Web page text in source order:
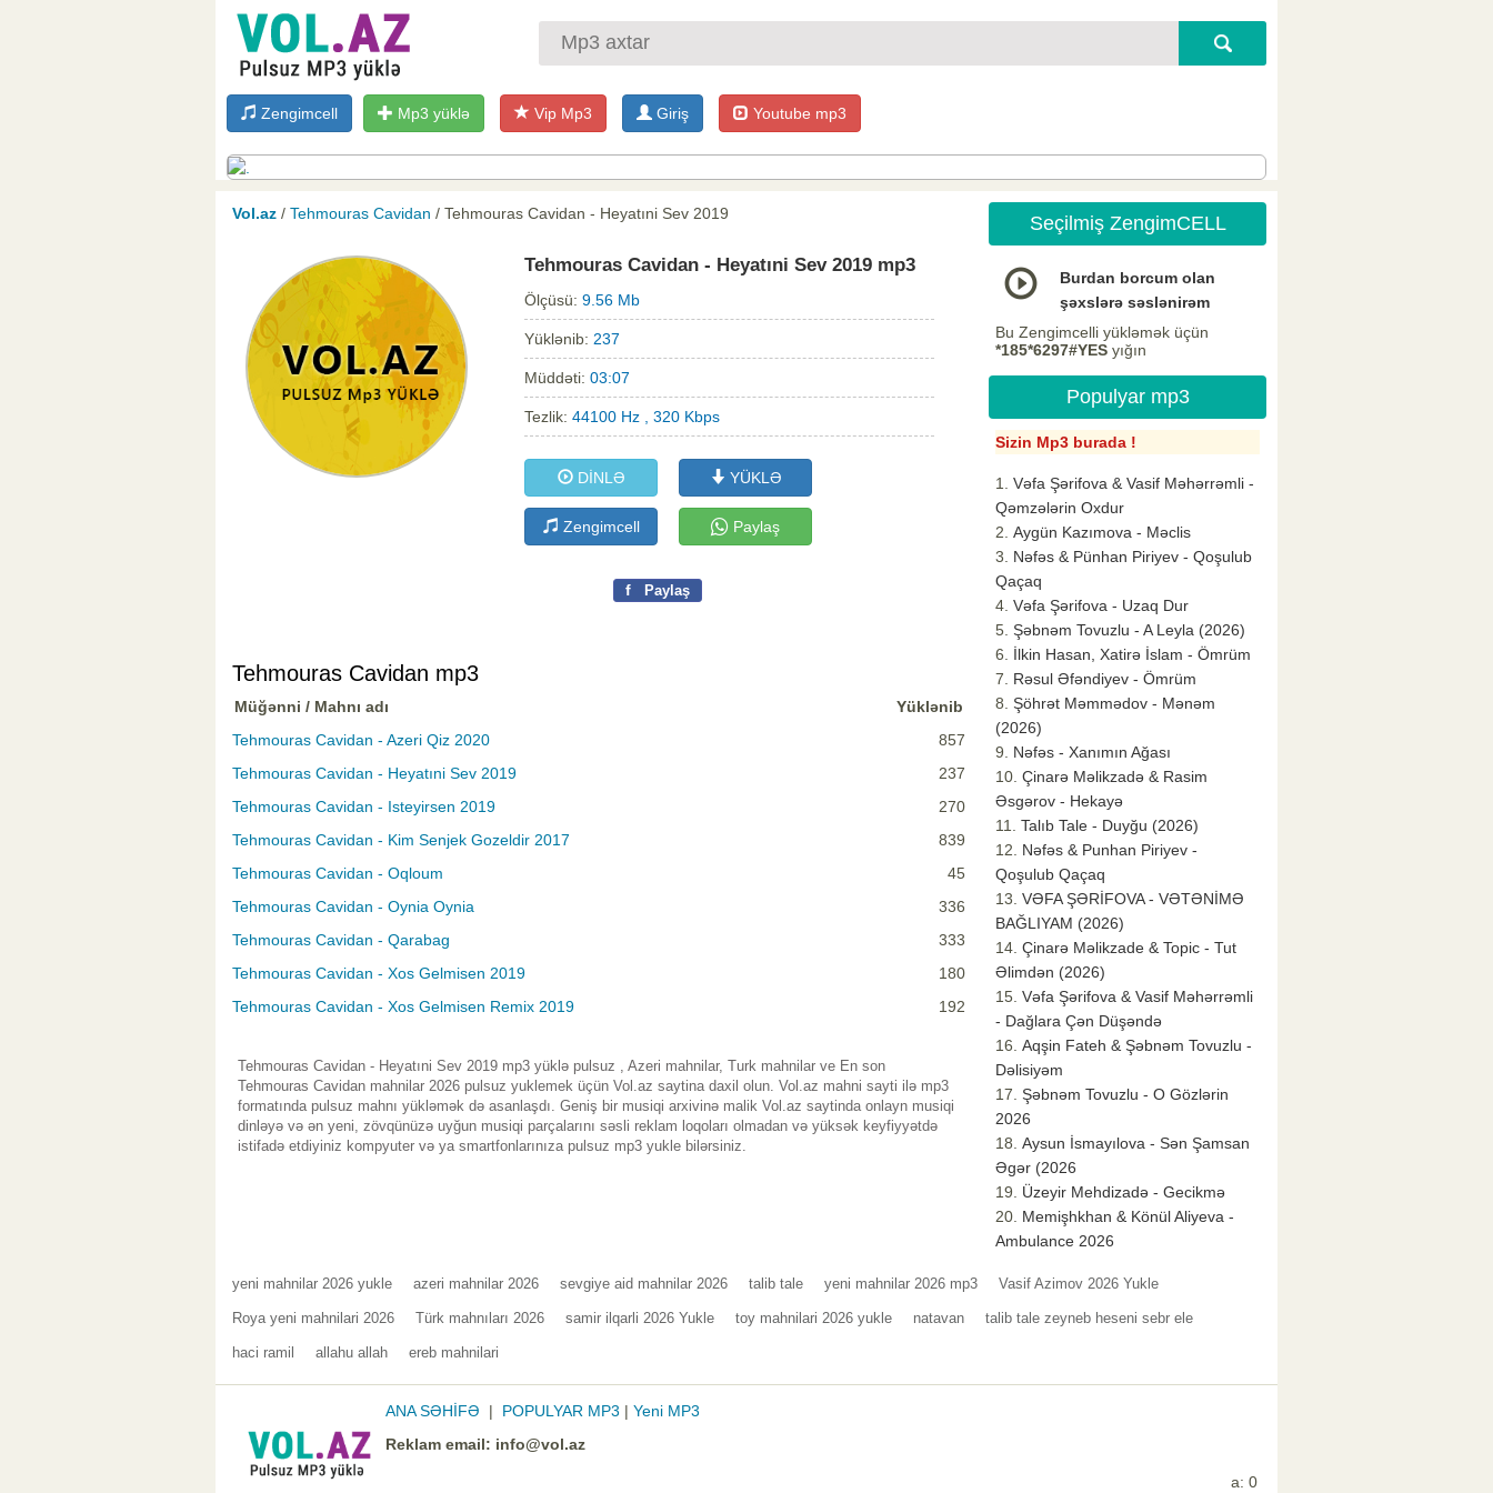
Zengimcell Mp3 yüklə Vip Mp3 Giriş Youtube mp3
Vol.az / Tehmouras Cavidan / Tehmouras Cavidan - Heyatıni Sev 2019
Tehmouras Cavidan - Heyatıni Sev 2019 mp3
Ölçüsü: 9.56 Mb
Yüklənib: 237
Müddəti: 03:07
Tezlik: 44100 Hz , 320 Kbps
DİNLƏ YÜKLƏ
Zengimcell Paylaş
f Paylaş
Tehmouras Cavidan mp3
Müğənni / Mahnı adı
Yüklənib
Tehmouras Cavidan - Azeri Qiz 2020
857
Tehmouras Cavidan - Heyatıni Sev 2019
237
Tehmouras Cavidan - Isteyirsen 2019
270
Tehmouras Cavidan - Kim Senjek Gozeldir 2017
839
Tehmouras Cavidan - Oqloum
45
Tehmouras Cavidan - Oynia Oynia
336
Tehmouras Cavidan - Qarabag
333
Tehmouras Cavidan - Xos Gelmisen 2019
180
Tehmouras Cavidan - Xos Gelmisen Remix 2019
192
Tehmouras Cavidan - Heyatıni Sev 2019 mp3 yüklə pulsuz , Azeri mahnilar, Turk mahnilar ve En son
Tehmouras Cavidan mahnilar 2026 pulsuz yuklemek üçün Vol.az saytina daxil olun. Vol.az mahni sayti ilə mp3
formatında pulsuz mahnı yükləmək də asanlaşdı. Geniş bir musiqi arxivinə malik Vol.az saytinda onlayn musiqi
dinləyə və ən yeni, zövqünüzə uyğun musiqi parçalarını səsli reklam loqoları olmadan və yüksək keyfiyyətdə
istifadə etdiyiniz kompyuter və ya smartfonlarınıza pulsuz mp3 yukle bilərsiniz.
Seçilmiş ZengimCELL
Burdan borcum olan
şəxslərə səslənirəm
Bu Zengimcelli yükləmək üçün
*185*6297#YES yığın
Populyar mp3
Sizin Mp3 burada !
Vəfa Şərifova & Vasif Məhərrəmli -
Qəmzələrin Oxdur
Aygün Kazımova - Məclis
Nəfəs & Pünhan Piriyev - Qoşulub
Qaçaq
Vəfa Şərifova - Uzaq Dur
Şəbnəm Tovuzlu - A Leyla (2026)
İlkin Hasan, Xatirə İslam - Ömrüm
Rəsul Əfəndiyev - Ömrüm
Şöhrət Məmmədov - Mənəm
(2026)
Nəfəs - Xanımın Ağası
Çinarə Məlikzadə & Rasim
Əsgərov - Hekayə
Talıb Tale - Duyğu (2026)
Nəfəs & Punhan Piriyev -
Qoşulub Qaçaq
VƏFA ŞƏRİFOVA - VƏTƏNİMƏ
BAĞLIYAM (2026)
Çinarə Məlikzade & Topic - Tut
Əlimdən (2026)
Vəfa Şərifova & Vasif Məhərrəmli
- Dağlara Çən Düşəndə
Aqşin Fateh & Şəbnəm Tovuzlu -
Dəlisiyəm
Şəbnəm Tovuzlu - O Gözlərin
2026
Aysun İsmayılova - Sən Şamsan
Əgər (2026
Üzeyir Mehdizadə - Gecikmə
Memişhkhan & Könül Aliyeva -
Ambulance 2026
yeni mahnilar 2026 yukle azeri mahnilar 2026 sevgiye aid mahnilar 2026 talib tale yeni mahnilar 2026 mp3 Vasif Azimov 2026 Yukle
Roya yeni mahnilari 2026 Türk mahnıları 2026 samir ilqarli 2026 Yukle toy mahnilari 2026 yukle natavan talib tale zeyneb heseni sebr ele
haci ramil allahu allah ereb mahnilari
ANA SƏHİFƏ | POPULYAR MP3 | Yeni MP3
Reklam email: info@vol.az
a: 0